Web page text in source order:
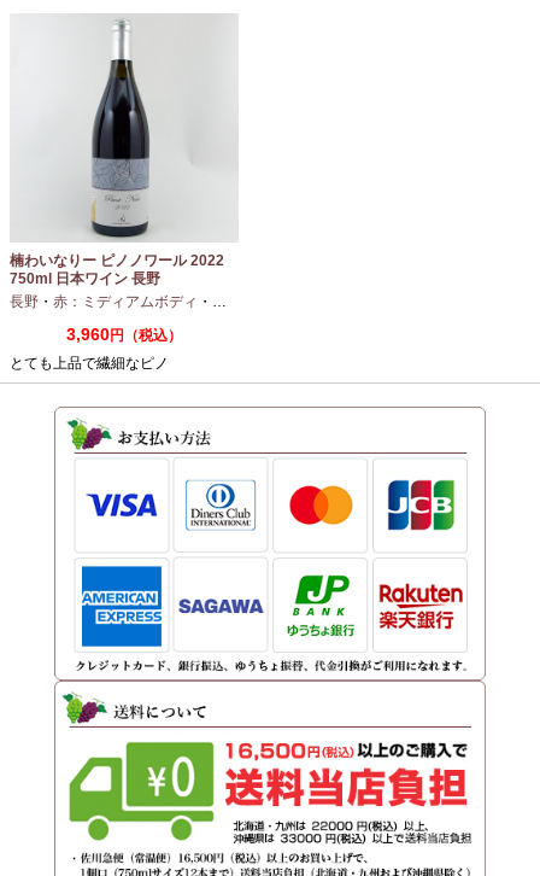
楠わいなりー ピノノワール 2022
750ml 日本ワイン 長野
長野 ・ 赤：ミディアムボディ ・
3,960円（税込）
とても上品で繊細なピノ